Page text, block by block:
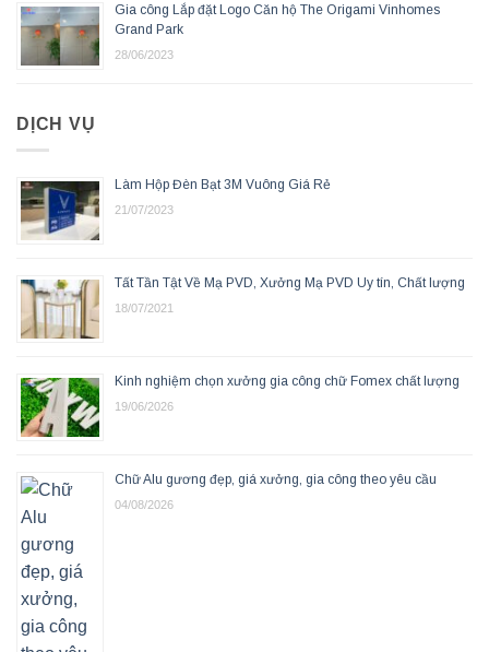
Gia công Lắp đặt Logo Căn hộ The Origami Vinhomes
Grand Park
28/06/2023
DỊCH VỤ
Làm Hộp Đèn Bạt 3M Vuông Giá Rẻ
21/07/2023
Tất Tần Tật Về Mạ PVD, Xưởng Mạ PVD Uy tín, Chất lượng
18/07/2021
Kinh nghiệm chọn xưởng gia công chữ Fomex chất lượng
19/06/2026
Chữ Alu gương đẹp, giá xưởng, gia công theo yêu cầu
04/08/2026